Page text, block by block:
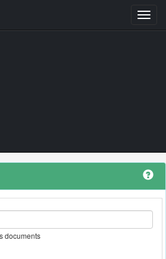
documents